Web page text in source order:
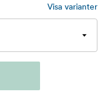
Visa varianter